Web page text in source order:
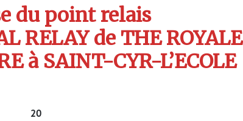
du point relais
RELAY de THE ROYALE
à SAINT-CYR-L’ECOLE
20